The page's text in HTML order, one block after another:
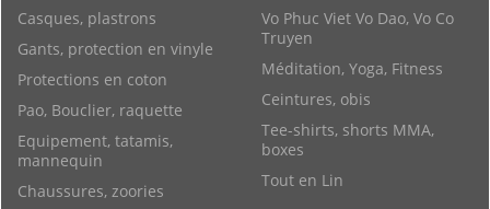
Vo Phuc Viet Vo Dao, Vo Co
Truyen
Méditation, Yoga, Fitness
Ceintures, obis
Tee-shirts, shorts MMA,
boxes
Tout en Lin
Casques, plastrons
Gants, protection en vinyle
Protections en coton
Pao, Bouclier, raquette
Equipement, tatamis,
mannequin
Chaussures, zoories